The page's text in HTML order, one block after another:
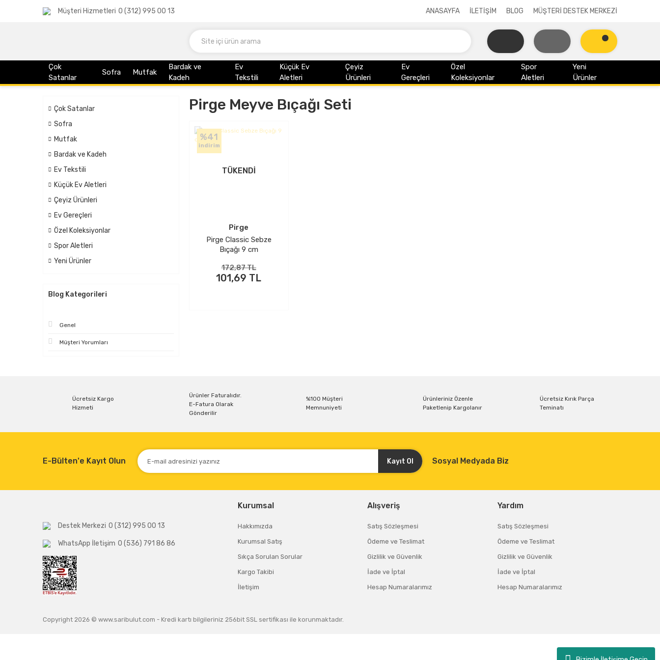
Müşteri Hizmetleri 0 (312) 995 00 13 ANASAYFA İLETİŞİM BLOG MÜŞTERİ DESTEK MERKEZİ
Çok
Satanlar
Sofra Mutfak
Bardak ve
Kadeh
Ev
Tekstili
Küçük Ev
Aletleri
Çeyiz
Ürünleri
Ev
Gereçleri
Özel
Koleksiyonlar
Spor
Aletleri
Yeni
Ürünler
Çok Satanlar
Sofra
Mutfak
Bardak ve Kadeh
Ev Tekstili
Küçük Ev Aletleri
Çeyiz Ürünleri
Ev Gereçleri
Özel Koleksiyonlar
Spor Aletleri
Yeni Ürünler
Blog Kategorileri
Genel
Müşteri Yorumları
Pirge Meyve Bıçağı Seti
%41
indirim
TÜKENDİ
Pirge
Pirge Classic Sebze
Bıçağı 9 cm
172,87 TL
101,69 TL
Ücretsiz Kargo
Hizmeti
Ürünler Faturalıdır.
E-Fatura Olarak
Gönderilir
%100 Müşteri
Memnuniyeti
Ürünleriniz Özenle
Paketlenip Kargolanır
Ücretsiz Kırık Parça
Teminatı
E-Bülten'e Kayıt Olun Kayıt Ol Sosyal Medyada Biz
Destek Merkezi 0 (312) 995 00 13
WhatsApp İletişim 0 (536) 791 86 86
Kurumsal
Hakkımızda
Kurumsal Satış
Sıkça Sorulan Sorular
Kargo Takibi
İletişim
Alışveriş
Satış Sözleşmesi
Ödeme ve Teslimat
Gizlilik ve Güvenlik
İade ve İptal
Hesap Numaralarımız
Yardım
Satış Sözleşmesi
Ödeme ve Teslimat
Gizlilik ve Güvenlik
İade ve İptal
Hesap Numaralarımız
Copyright 2026 © www.saribulut.com - Kredi kartı bilgileriniz 256bit SSL sertifikası ile korunmaktadır.